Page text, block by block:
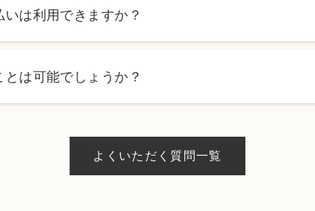
は利用できますか？
は可能でしょうか？
よくいただく質問一覧